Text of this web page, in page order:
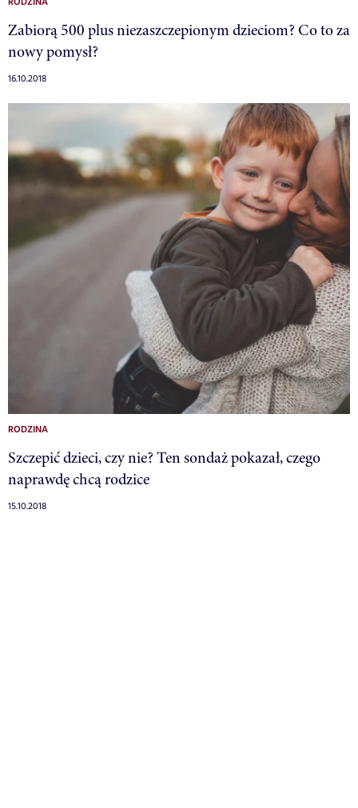
Zabiorą 500 plus niezaszczepionym dzieciom? Co to za
nowy pomysł?
16.10.2018
RODZINA
Szczepić dzieci, czy nie? Ten sondaż pokazał, czego
naprawdę chcą rodzice
15.10.2018